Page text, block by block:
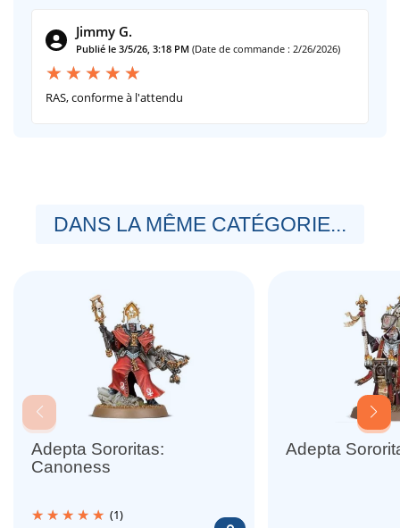
Jimmy G.
Publié le 3/5/26, 3:18 PM (Date de commande : 2/26/2026)
RAS, conforme à l'attendu
DANS LA MÊME CATÉGORIE...
Adepta Sororitas:
Canoness
(1)
Adepta